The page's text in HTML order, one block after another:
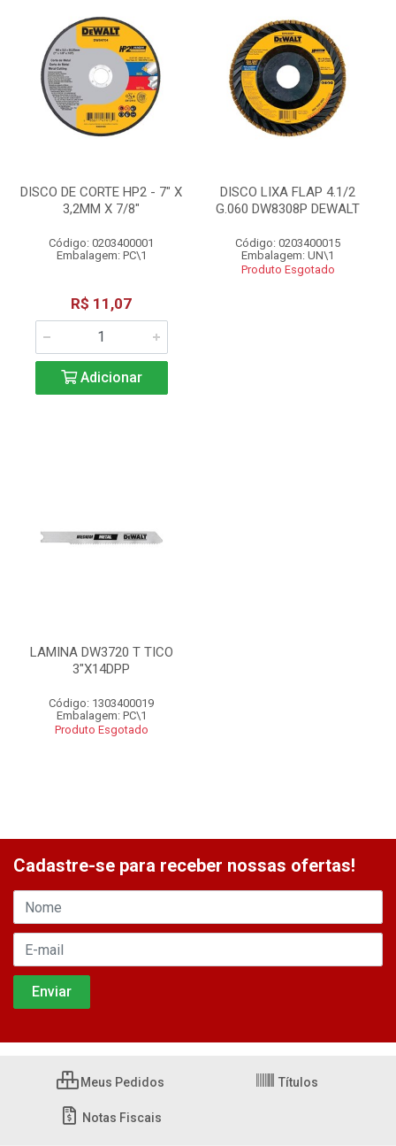
DISCO DE CORTE HP2 - 7" X
3,2MM X 7/8"
Código: 0203400001
Embalagem: PC\1
R$ 11,07
Adicionar
DISCO LIXA FLAP 4.1/2
G.060 DW8308P DEWALT
Código: 0203400015
Embalagem: UN\1
Produto Esgotado
LAMINA DW3720 T TICO
3"X14DPP
Código: 1303400019
Embalagem: PC\1
Produto Esgotado
Cadastre-se para receber nossas ofertas!
Meus Pedidos Títulos
Notas Fiscais